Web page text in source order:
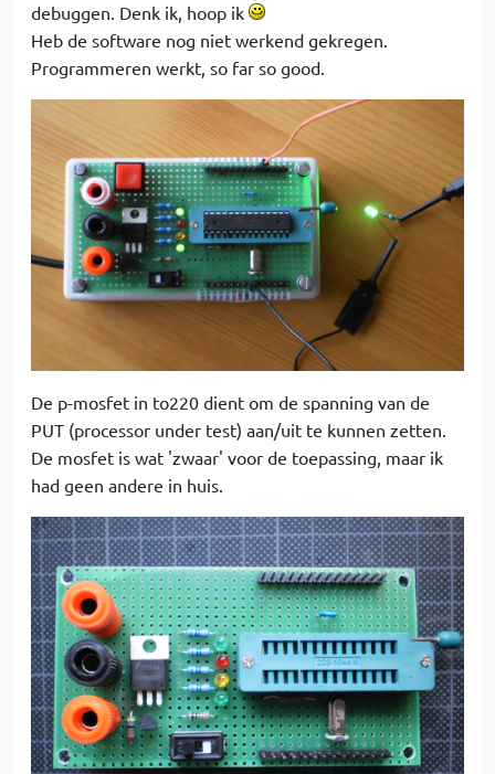
debuggen. Denk ik, hoop ik
Heb de software nog niet werkend gekregen.
Programmeren werkt, so far so good.
De p-mosfet in to220 dient om de spanning van de
PUT (processor under test) aan/uit te kunnen zetten.
De mosfet is wat 'zwaar' voor de toepassing, maar ik
had geen andere in huis.